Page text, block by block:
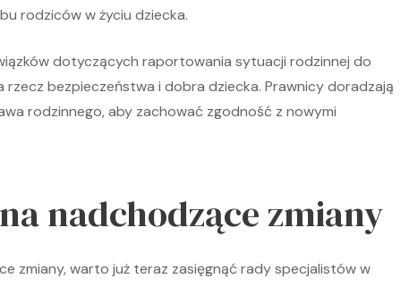
rodziców w życiu dziecka.
dotyczących raportowania sytuacji rodzinnej do
rzecz bezpieczeństwa i dobra dziecka. Prawnicy doradzają
rodzinnego, aby zachować zgodność z nowymi
nadchodzące zmiany
zmiany, warto już teraz zasięgnąć rady specjalistów w